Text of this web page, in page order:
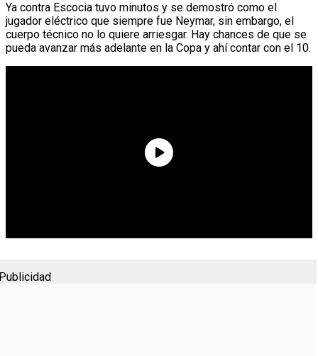
Ya contra Escocia tuvo minutos y se demostró como el
jugador eléctrico que siempre fue Neymar, sin embargo, el
cuerpo técnico no lo quiere arriesgar. Hay chances de que se
pueda avanzar más adelante en la Copa y ahí contar con el 10.